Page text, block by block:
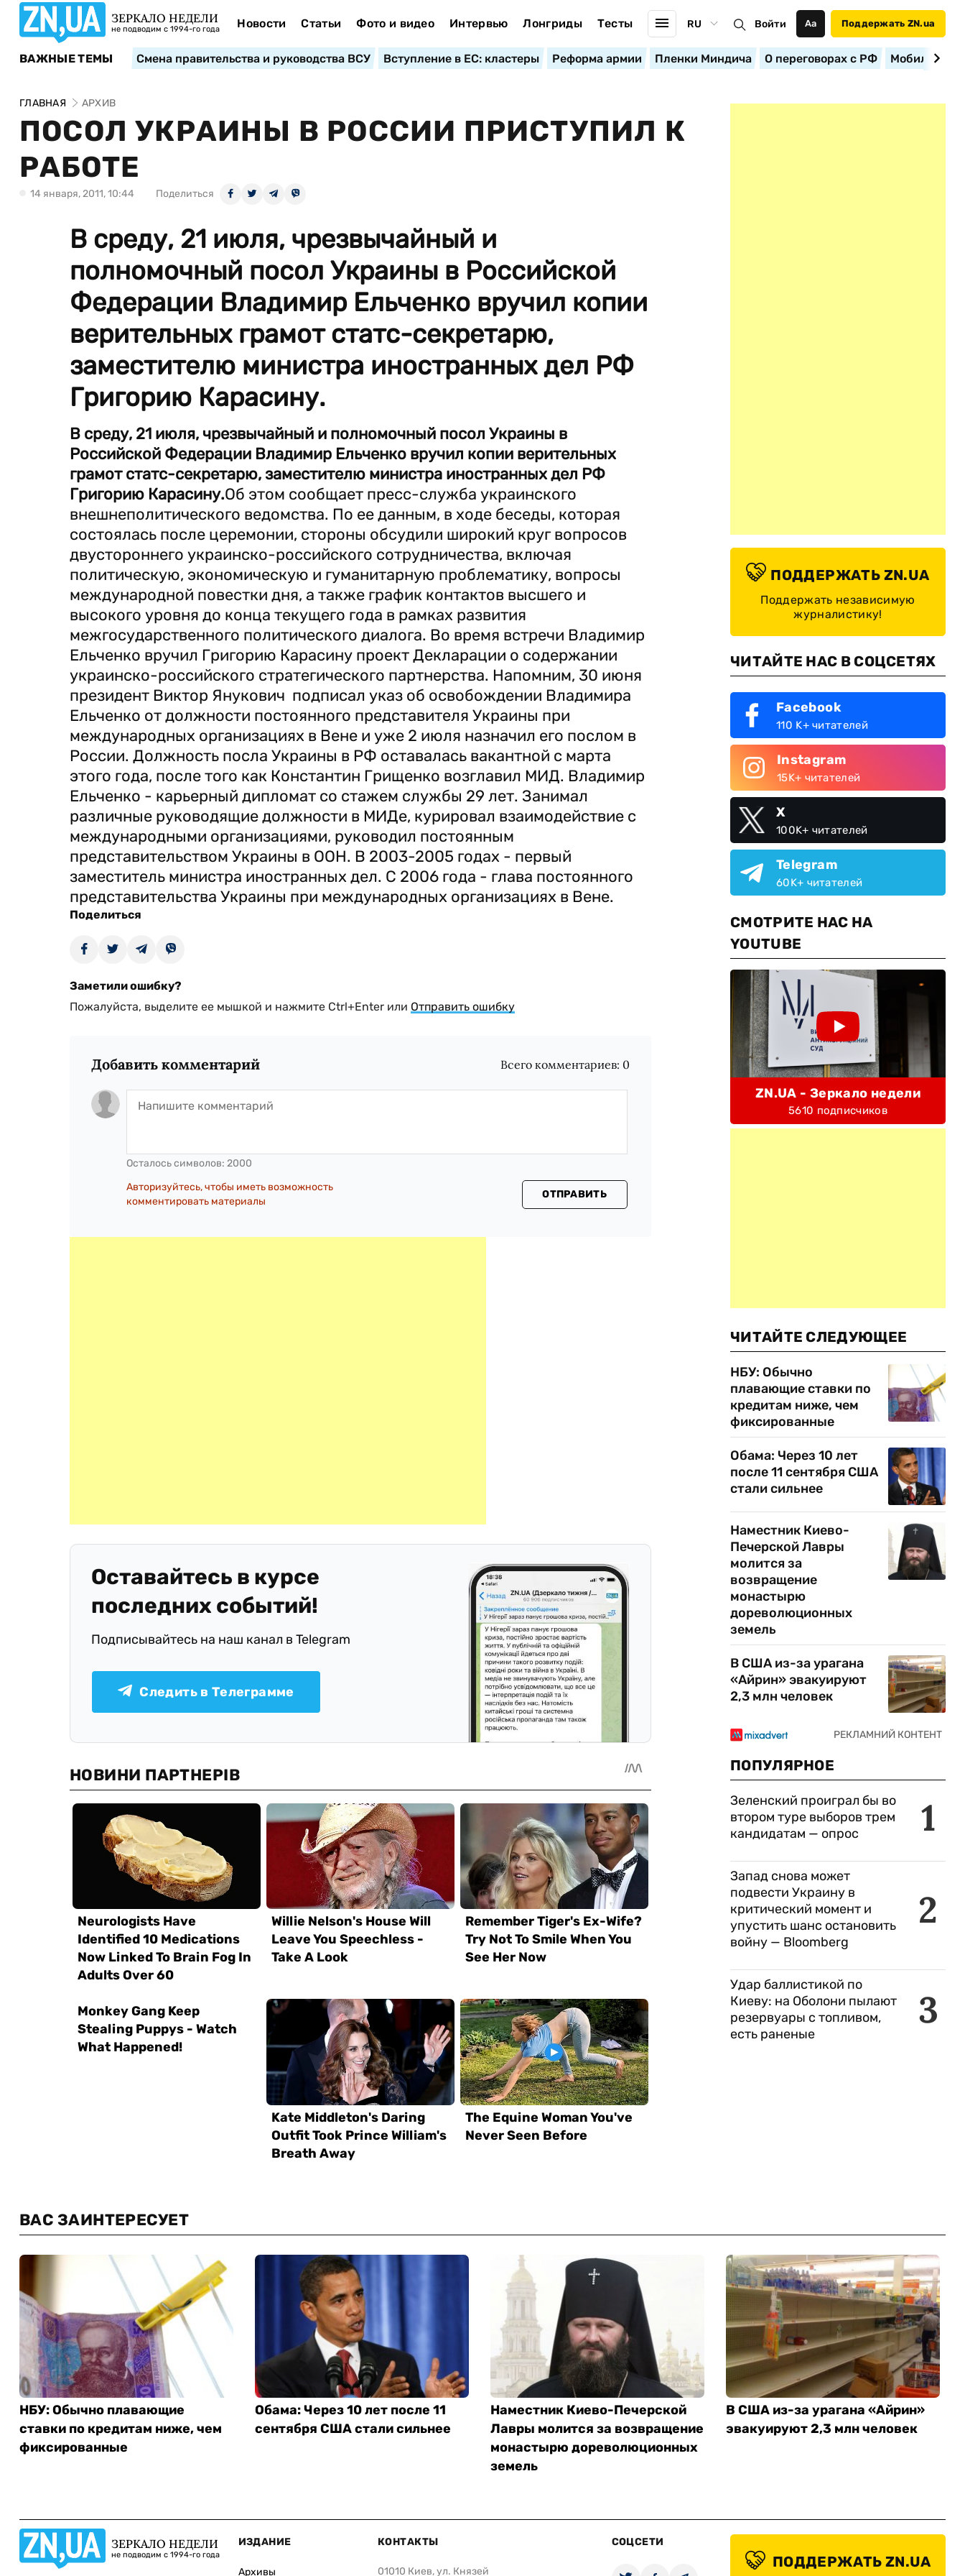
ЗЕРКАЛО НЕДЕЛИ
не подводим с 1994-го года Новости Статьи Фото и видео Интервью Лонгриды Тесты RU Войти Аа Поддержать ZN.ua
ВАЖНЫЕ ТЕМЫ Смена правительства и руководства ВСУ Вступление в ЕС: кластеры Реформа армии Пленки Миндича О переговорах с РФ
ГЛАВНАЯ АРХИВ
ПОСОЛ УКРАИНЫ В РОССИИ ПРИСТУПИЛ К
РАБОТЕ
14 января, 2011, 10:44 Поделиться
В среду, 21 июля, чрезвычайный и
полномочный посол Украины в Российской
Федерации Владимир Ельченко вручил копии
верительных грамот статс-секретарю,
заместителю министра иностранных дел РФ
Григорию Карасину.
В среду, 21 июля, чрезвычайный и полномочный посол Украины в
Российской Федерации Владимир Ельченко вручил копии верительных
грамот статс-секретарю, заместителю министра иностранных дел РФ
Григорию Карасину.Об этом сообщает пресс-служба украинского
внешнеполитического ведомства. По ее данным, в ходе беседы, которая
состоялась после церемонии, стороны обсудили широкий круг вопросов
двустороннего украинско-российского сотрудничества, включая
политическую, экономическую и гуманитарную проблематику, вопросы
международной повестки дня, а также график контактов высшего и
высокого уровня до конца текущего года в рамках развития
межгосударственного политического диалога. Во время встречи Владимир
Ельченко вручил Григорию Карасину проект Декларации о содержании
украинско-российского стратегического партнерства. Напомним, 30 июня
президент Виктор Янукович подписал указ об освобождении Владимира
Ельченко от должности постоянного представителя Украины при
международных организациях в Вене и уже 2 июля назначил его послом в
России. Должность посла Украины в РФ оставалась вакантной с марта
этого года, после того как Константин Грищенко возглавил МИД. Владимир
Ельченко - карьерный дипломат со стажем службы 29 лет. Занимал
различные руководящие должности в МИДе, курировал взаимодействие с
международными организациями, руководил постоянным
представительством Украины в ООН. В 2003-2005 годах - первый
заместитель министра иностранных дел. С 2006 года - глава постоянного
представительства Украины при международных организациях в Вене.
Поделиться
Заметили ошибку?
Пожалуйста, выделите ее мышкой и нажмите Ctrl+Enter или Отправить ошибку
Добавить комментарий Всего комментариев: 0
Осталось символов: 2000
Авторизуйтесь, чтобы иметь возможность
комментировать материалы
ОТПРАВИТЬ
Оставайтесь в курсе
последних событий!
Подписывайтесь на наш канал в Telegram
Следить в Телеграмме
ПОДДЕРЖАТЬ ZN.UA
Поддержать независимую
журналистику!
ЧИТАЙТЕ НАС В СОЦСЕТЯХ
Facebook
110 K+ читателей
Instagram
15K+ читателей
X
100K+ читателей
Telegram
60K+ читателей
СМОТРИТЕ НАС НА
YOUTUBE
ZN.UA - Зеркало недели
5610 подписчиков
ЧИТАЙТЕ СЛЕДУЮЩЕЕ
НБУ: Обычно
плавающие ставки по
кредитам ниже, чем
фиксированные
Обама: Через 10 лет
после 11 сентября США
стали сильнее
Наместник Киево-
Печерской Лавры
молится за
возвращение
монастырю
дореволюционных
земель
В США из-за урагана
«Айрин» эвакуируют
2,3 млн человек
ПОПУЛЯРНОЕ
1
Зеленский проиграл бы во
втором туре выборов трем
кандидатам — опрос
2
Запад снова может
подвести Украину в
критический момент и
упустить шанс остановить
войну — Bloomberg
3
Удар баллистикой по
Киеву: на Оболони пылают
резервуары с топливом,
есть раненые
ВАС ЗАИНТЕРЕСУЕТ
НБУ: Обычно плавающие
ставки по кредитам ниже, чем
фиксированные
Обама: Через 10 лет после 11
сентября США стали сильнее
Наместник Киево-Печерской
Лавры молится за возвращение
монастырю дореволюционных
земель
В США из-за урагана «Айрин»
эвакуируют 2,3 млн человек
ЗЕРКАЛО НЕДЕЛИ
не подводим с 1994-го года
ИЗДАНИЕ
Архивы
КОНТАКТЫ
01010 Киев, ул. Князей
СОЦСЕТИ
ПОДДЕРЖАТЬ ZN.UA